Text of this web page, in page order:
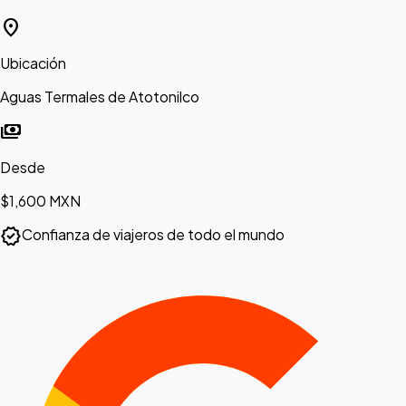
location_on
Ubicación
Aguas Termales de Atotonilco
payments
Desde
$1,600 MXN
verifiedConfianza de viajeros de todo el mundo